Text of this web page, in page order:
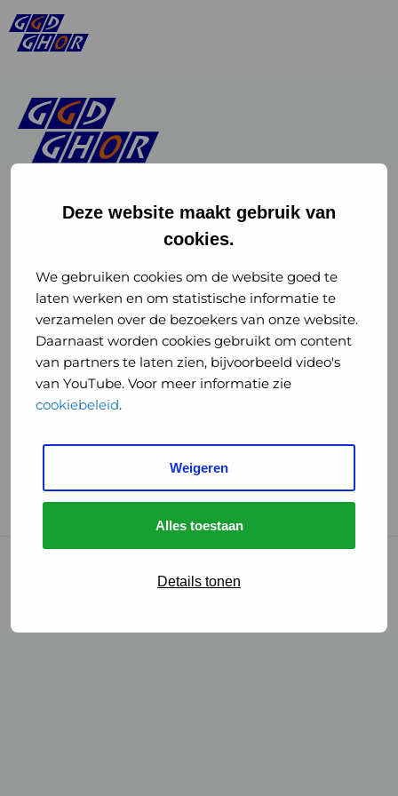
Deze website maakt gebruik van
cookies.
We gebruiken cookies om de website goed te
laten werken en om statistische informatie te
verzamelen over de bezoekers van onze website.
Daarnaast worden cookies gebruikt om content
van partners te laten zien, bijvoorbeeld video's
van YouTube. Voor meer informatie zie
cookiebeleid.
Weigeren
Alles toestaan
Details tonen
of
GGD
GHOR
Nederland
Instagram
of
GGD
GHOR
Nederland
GGD Reizen op social media
GGD Reizen
GGD Reisvaccinaties